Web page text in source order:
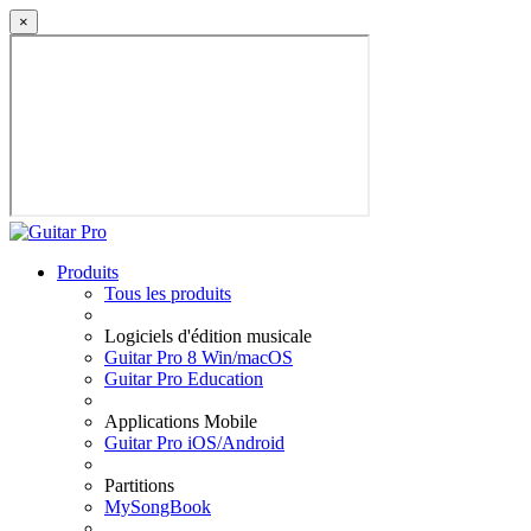
×
Produits
Tous les produits
Logiciels d'édition musicale
Guitar Pro 8 Win/macOS
Guitar Pro Education
Applications Mobile
Guitar Pro iOS/Android
Partitions
MySongBook